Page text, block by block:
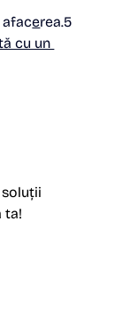
afacerea.5
cu un
ta!